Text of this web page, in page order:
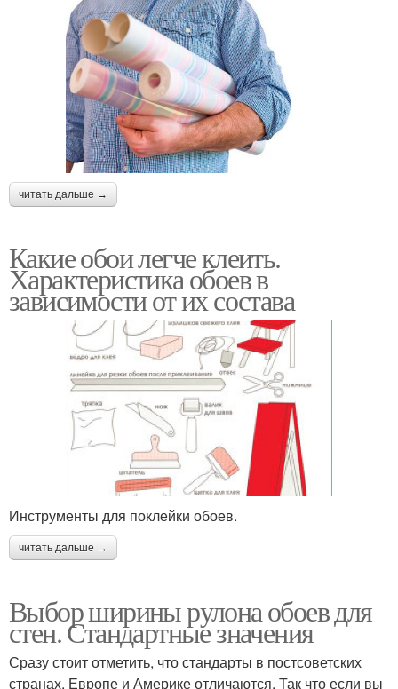
читать дальше →
Какие обои легче клеить.
Характеристика обоев в
зависимости от их состава
Инструменты для поклейки обоев.
читать дальше →
Выбор ширины рулона обоев для
стен. Стандартные значения
Сразу стоит отметить, что стандарты в постсоветских
странах, Европе и Америке отличаются. Так что если вы